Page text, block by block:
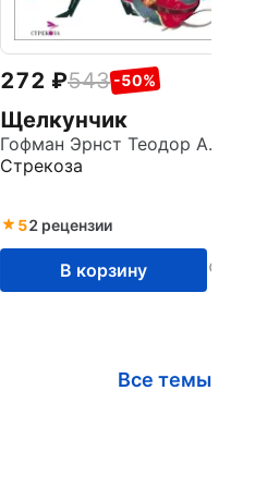
272 543 -50%
Щелкунчик
Гофман Эрнст Теодор Амадей
Стрекоза
52 рецензии
В корзину
Все темы